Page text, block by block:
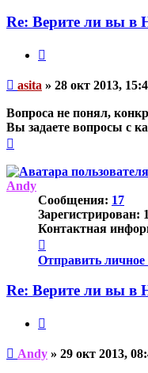
Re: Верите ли вы в
Непрочитанное
asita » 28 окт 2013,
Вопроса не понял,
Вы задаете вопросы с
началу
Andy
Сообщения: 17
Зарегистрирован:
Контактная
информация
пользователя
Отправить личное
Re: Верите ли вы в
Непрочитанное
сообщение
Andy » 29 окт 2013,